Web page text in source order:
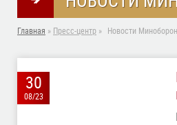
Главная » Пресс-центр » Новости
30
08/23